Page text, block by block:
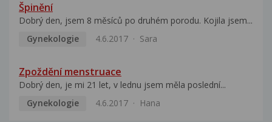
Špinění
Dobrý den, jsem 8 měsíců po druhém porodu. Kojila jsem...
Gynekologie
4.6.2017 Sara
Zpoždění menstruace
Dobrý den, je mi 21 let, v lednu jsem měla poslední...
Gynekologie
4.6.2017 Hana